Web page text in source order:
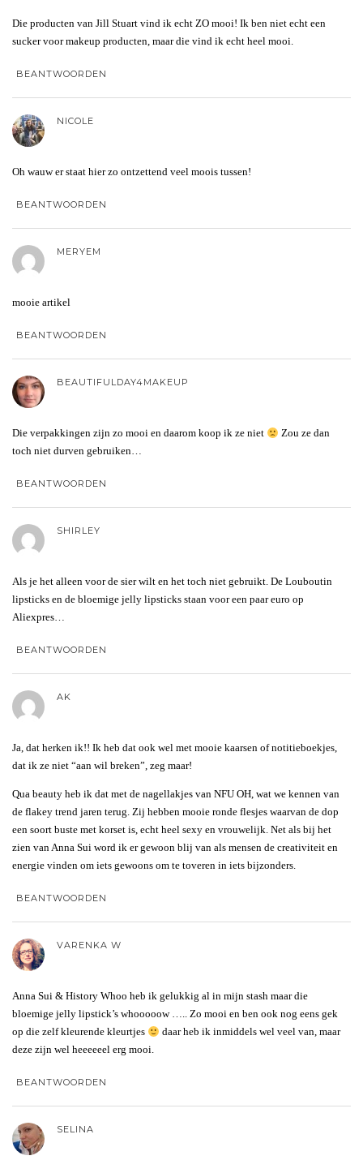
Die producten van Jill Stuart vind ik echt ZO mooi! Ik ben niet echt een
sucker voor makeup producten, maar die vind ik echt heel mooi.
BEANTWOORDEN
NICOLE
Oh wauw er staat hier zo ontzettend veel moois tussen!
BEANTWOORDEN
MERYEM
mooie artikel
BEANTWOORDEN
BEAUTIFULDAY4MAKEUP
Die verpakkingen zijn zo mooi en daarom koop ik ze niet
Zou ze dan
toch niet durven gebruiken…
BEANTWOORDEN
SHIRLEY
Als je het alleen voor de sier wilt en het toch niet gebruikt. De Louboutin
lipsticks en de bloemige jelly lipsticks staan voor een paar euro op
Aliexpres…
BEANTWOORDEN
AK
Ja, dat herken ik!! Ik heb dat ook wel met mooie kaarsen of notitieboekjes,
dat ik ze niet “aan wil breken”, zeg maar!
Qua beauty heb ik dat met de nagellakjes van NFU OH, wat we kennen van
de flakey trend jaren terug. Zij hebben mooie ronde flesjes waarvan de dop
een soort buste met korset is, echt heel sexy en vrouwelijk. Net als bij het
zien van Anna Sui word ik er gewoon blij van als mensen de creativiteit en
energie vinden om iets gewoons om te toveren in iets bijzonders.
BEANTWOORDEN
VARENKA W
Anna Sui & History Whoo heb ik gelukkig al in mijn stash maar die
bloemige jelly lipstick’s whooooow ….. Zo mooi en ben ook nog eens gek
op die zelf kleurende kleurtjes
daar heb ik inmiddels wel veel van, maar
deze zijn wel heeeeeel erg mooi.
BEANTWOORDEN
SELINA